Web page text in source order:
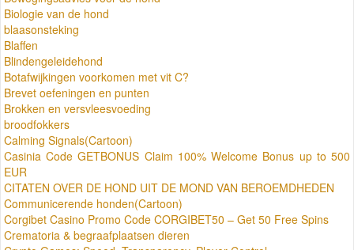
Biologie van de hond
blaasonsteking
Blaffen
Blindengeleidehond
Botafwijkingen voorkomen met vit C?
Brevet oefeningen en punten
Brokken en versvleesvoeding
broodfokkers
Calming Signals(Cartoon)
Casinia Code GETBONUS Claim 100% Welcome Bonus up to 500
EUR
CITATEN OVER DE HOND UIT DE MOND VAN BEROEMDHEDEN
Communicerende honden(Cartoon)
Corgibet Casino Promo Code CORGIBET50 – Get 50 Free Spins
Crematoria & begraafplaatsen dieren